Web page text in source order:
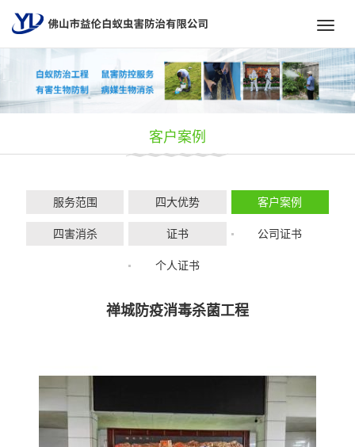
客户案例
服务范围 四大优势 客户案例
四害消杀 证书 公司证书
个人证书
禅城防疫消毒杀菌工程